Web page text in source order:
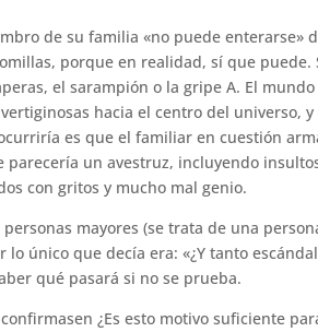
de su familia «no puede enterarse»
porque en realidad, sí que
el sarampión o la gripe A. El
hacia el centro del universo,
es que el familiar en cuestión
un avestruz, incluyendo
con gritos y mucho mal genio.
mayores (se trata de una
único que decía era: «¿Y tanto
qué pasará si no se prueba.
¿Es esto motivo suficiente